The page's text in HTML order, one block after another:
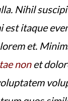
Nihil
est itaque
et.
nonet